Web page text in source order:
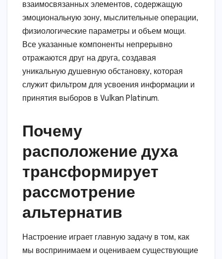
взаимосвязанных элементов, содержащую
эмоциональную зону, мыслительные операции,
физиологические параметры и объем мощи.
Все указанные компоненты непрерывно
отражаются друг на друга, создавая
уникальную душевную обстановку, которая
служит фильтром для усвоения информации и
принятия выборов в Vulkan Platinum.
Почему
расположение духа
трансформирует
рассмотрение
альтернатив
Настроение играет главную задачу в том, как
мы воспринимаем и оцениваем существующие